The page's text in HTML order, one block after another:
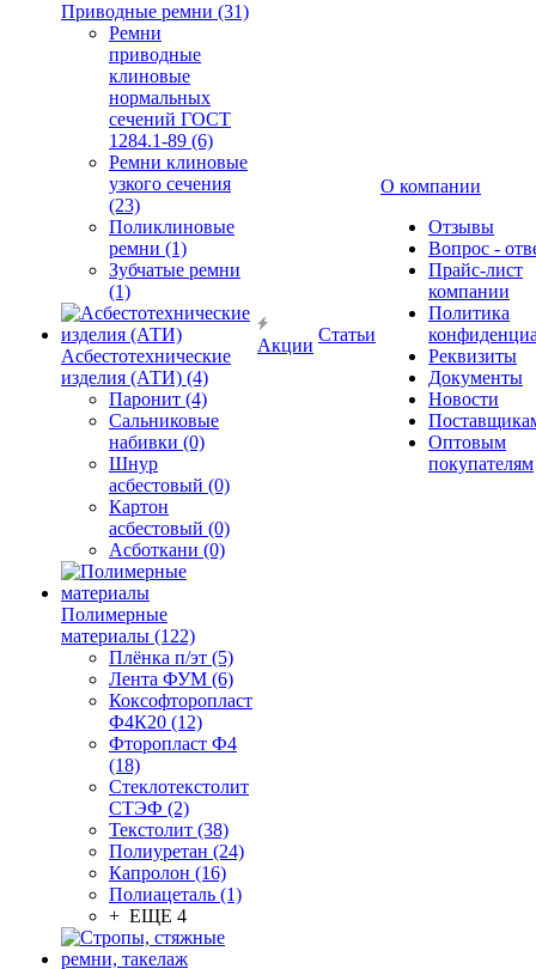
Приводные ремни (31)
Ремни
приводные
клиновые
нормальных
сечений ГОСТ
1284.1-89 (6)
Ремни клиновые
узкого сечения
(23)
Поликлиновые
ремни (1)
Зубчатые ремни
(1)
Асбестотехнические
изделия (АТИ) (4)
Паронит (4)
Сальниковые
набивки (0)
Шнур
асбестовый (0)
Картон
асбестовый (0)
Асботкани (0)
Полимерные
материалы (122)
Плёнка п/эт (5)
Лента ФУМ (6)
Коксофторопласт
Ф4К20 (12)
Фторопласт Ф4
(18)
Стеклотекстолит
СТЭФ (2)
Текстолит (38)
Полиуретан (24)
Капролон (16)
Полиацеталь (1)
+ ЕЩЕ 4
Акции
Статьи
О компании
Отзывы
Вопрос -
Прайс-лист
компании
Политика
Реквизиты
Документы
Новости
Оптовым
покупателям